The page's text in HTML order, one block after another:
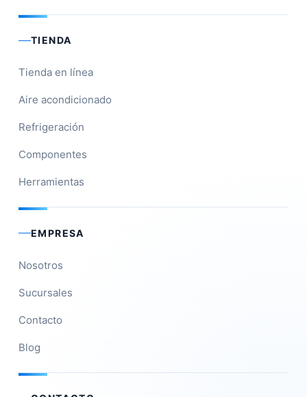
TIENDA
Tienda en línea
Aire acondicionado
Refrigeración
Componentes
Herramientas
EMPRESA
Nosotros
Sucursales
Contacto
Blog